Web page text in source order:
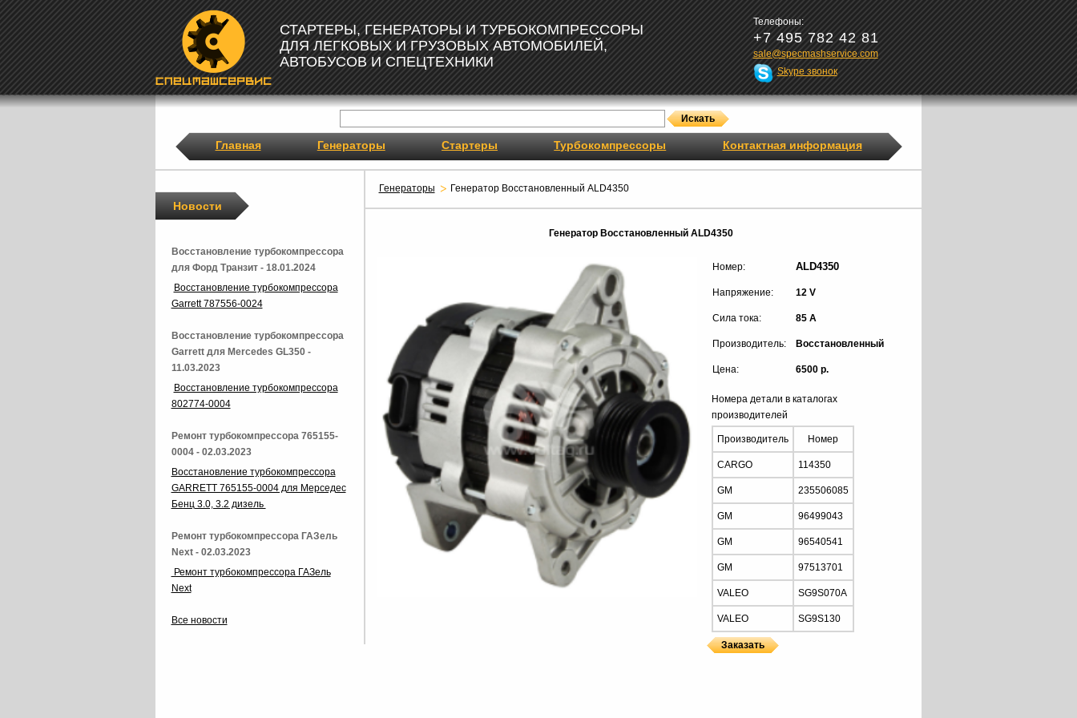
СТАРТЕРЫ, ГЕНЕРАТОРЫ И ТУРБОКОМПРЕССОРЫ
ДЛЯ ЛЕГКОВЫХ И ГРУЗОВЫХ АВТОМОБИЛЕЙ,
АВТОБУСОВ И СПЕЦТЕХНИКИ
Телефоны:
+7 495 782 42 81
sale@specmashservice.com
Skype звонок
Главная Генераторы Стартеры Турбокомпрессоры Контактная информация
Генераторы Генератор Восстановленный ALD4350
Генератор Восстановленный ALD4350
Номер: ALD4350
Напряжение: 12 V
Сила тока: 85 A
Производитель: Восстановленный
Цена: 6500 р.
Номера детали в каталогах
производителей
Производитель Номер
CARGO 114350
GM 235506085
GM 96499043
GM 96540541
GM 97513701
VALEO SG9S070A
VALEO SG9S130
Новости
Восстановление турбокомпрессора
для Форд Транзит - 18.01.2024
Восстановление турбокомпрессора
Garrett 787556-0024
Восстановление турбокомпрессора
Garrett для Mercedes GL350 -
11.03.2023
Восстановление турбокомпрессора
802774-0004
Ремонт турбокомпрессора 765155-
0004 - 02.03.2023
Восстановление турбокомпрессора
GARRETT 765155-0004 для Мерседес
Бенц 3.0, 3.2 дизель
Ремонт турбокомпрессора ГАЗель
Next - 02.03.2023
Ремонт турбокомпрессора ГАЗель
Next
Все новости